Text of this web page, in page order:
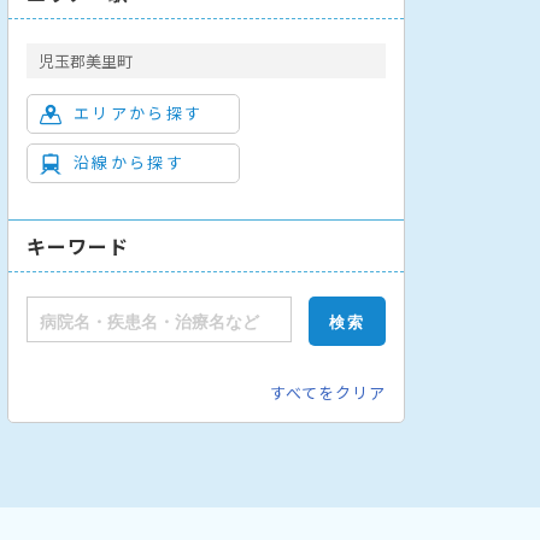
児玉郡美里町
エリアから探す
沿線から探す
キーワード
すべてをクリア